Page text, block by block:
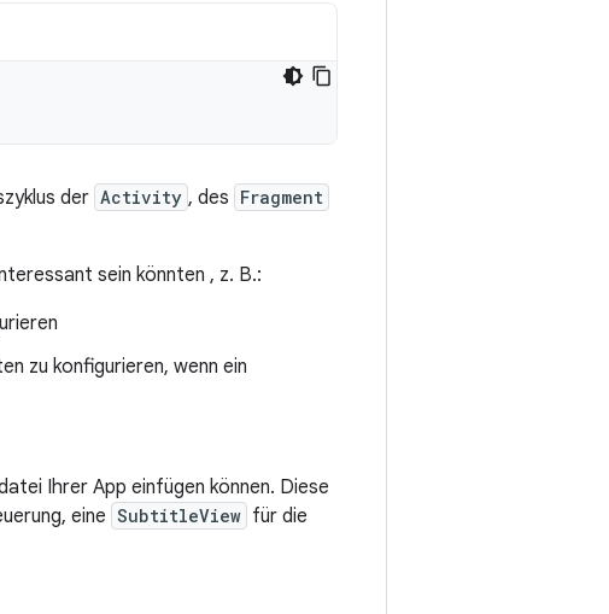
der Activity , des Fragment
sein könnten , z. B.:
zu konfigurieren, wenn ein
Ihrer App einfügen können. Diese
eine SubtitleView für die